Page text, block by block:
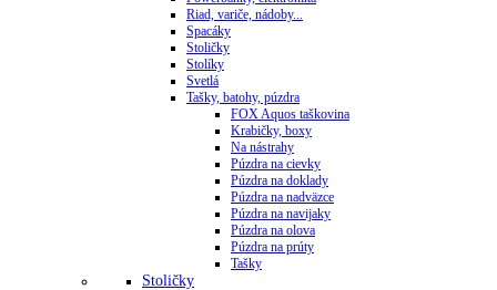
Riad, variče, nádoby...
Spacáky
Stoličky
Stolíky
Svetlá
Tašky, batohy, púzdra
FOX Aquos taškovina
Krabičky, boxy
Na nástrahy
Púzdra na cievky
Púzdra na doklady
Púzdra na nadväzce
Púzdra na navijaky
Púzdra na olova
Púzdra na prúty
Tašky
Stoličky